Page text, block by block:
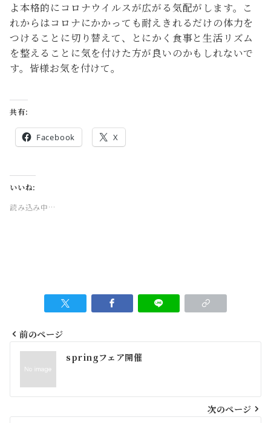
よ本格的にコロナウイルスが広がる気配がします。こ
れからはコロナにかかっても耐えきれるだけの体力を
つけることに切り替えて、とにかく食事と生活リズム
を整えることに気を付けた方が良いのかもしれないで
す。皆様お気を付けて。
共有:
Facebook X
いいね:
読み込み中…
投
ナ
ビ
前のページ
springフェア開催
次のページ